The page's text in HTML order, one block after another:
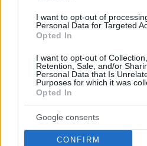
I want to opt-out of
Personal Data for Targeted
Opted In
I want to opt-out of
Retention, Sale, and/or
Personal Data that Is
Purposes for which it was
Opted In
Google consents
CONFIRM
“Μεγάλο
Ελλάδα
Ο Βλάντο Γιάνκοβιτς μίλησε στο
σεζόν ως αρχηγός στο
Σάκοτα